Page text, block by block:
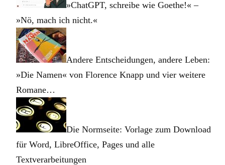
»ChatGPT, schreibe wie Goethe!« –
»Nö, mach ich nicht.«
Andere Entscheidungen, andere Leben:
»Die Namen« von Florence Knapp und vier weitere
Romane…
Die Normseite: Vorlage zum Download
für Word, LibreOffice, Pages und alle
Textverarbeitungen